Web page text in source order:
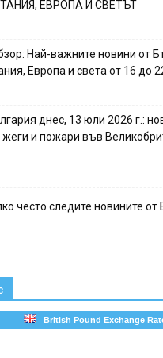
ЕВРОПА И СВЕТЪТ
Най-важните новини от
Европа и света от 16 до
днес, 13 юли 2026 г.:
и пожари във
често следите новините от
British Pound Exchange